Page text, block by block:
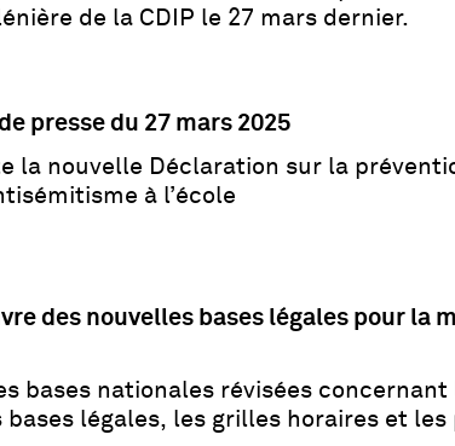
de la CDIP le 27 mars dernier.
presse du 27 mars 2025
la nouvelle Déclaration sur la
à l’école
des nouvelles bases légales pour la
bases nationales révisées
bases légales, les grilles horaires et les